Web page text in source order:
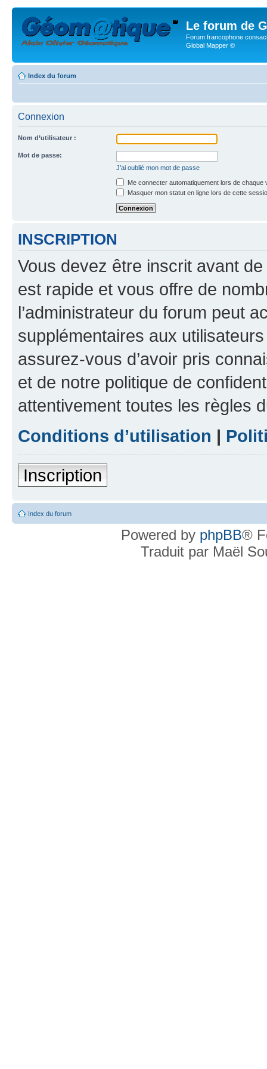
Le forum de
Forum francophone
Global Mapper ©
Index du forum
Connexion
Nom d’utilisateur :
Mot de passe:
J’ai oublié mon mot de passe
Me connecter automatiquement lors de chaque
Masquer mon statut en ligne lors de cette
INSCRIPTION
Vous devez être inscrit avant
est rapide et vous offre de
l’administrateur du forum peut
supplémentaires aux
assurez-vous d’avoir pris
et de notre politique de
attentivement toutes les règles
Conditions d’utilisation |
Inscription
Index du forum
Powered by phpBB®
Traduit par Maël